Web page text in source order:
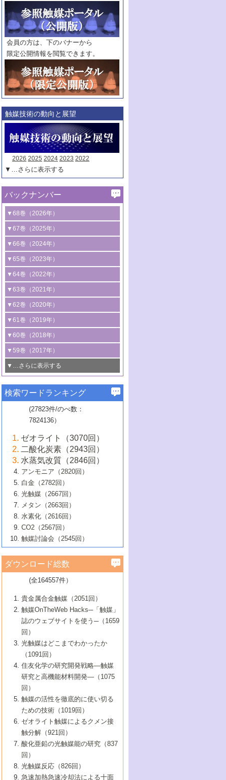
巻
号
範囲指定
巻
号～
巻
号
触媒年鑑
年度
記事種別
マーク：
マークあり
会員の方は、下のバナーから
限定公開情報を閲覧できます。
触媒技術の動向と展望
2026 2025 2024 2023 2022
▼…さらに表示する
バックナンバー
▼68巻（2026年）
1号 過酸化水素合成に関する研究動向
2号 コンピューター技術により加速する
触媒開発
3号 有機分子変換やCO 資源化のための
光触媒に関する最近の研究
B号 第137回触媒討論会（2026年）
▼67巻（2025年）
1号 CO
水素化によるグリーン燃料/グリ
ーンケミカル製造
2号 水素製造のための水分解技術に関す
る最近の研究
3号 オレフィン系樹脂の精密合成に関す
る最新技術
4号 アルコール類の効率的変換を実現す
る非貴金属触媒の研究動向
5号 ゼオライトの合成と応用における研
究動向
6号 ヘテロ接合界面
B号 第135回触媒討論会（2025年）
▼66巻（2024年）
1号 低次元ナノ構造を有する触媒材料
2号 規制反応場を活用した固体触媒研究
の新展開
3号 未踏分子変換を目指した酸化触媒プ
ロセスの最前線
4号 シンクロトロン放射光および中性子
線を利用した触媒解析技術の最先端
5号 単原子触媒
6号 参照触媒委員会からのお知らせ
B号 第133回触媒討論会（2023年）
▼65巻（2023年）
1号 炭素が関わる触媒機能
2号 プラスチックケミカルリサイクルの
ための触媒技術
3号 非酸化物系金属化合物を基盤とした
触媒材料の開発
4号 格子酸素・格子酸素欠陥を利用した
触媒反応
5号 生体触媒によるエネルギー変換反応
6号 窒素とリンの循環のための触媒・機
能性材料
▼64巻（2022年）
1号 合成ガス製造とCOを用いるケミカル
ズ合成の最新動向
2号 化学品合成のための合金触媒開発
3号 CO の排出削減および有効活用のた
めの触媒技術
4号 若手による情報発信企画～とびたて
若き触媒の研究者たち～（1）
若き触媒の研究者たち～（2）
6号 石油のノーブル・ユースを志向した
触媒技術
大学：オンライン・対面開催）
▼63巻（2021年）
1号 金触媒の新展開
2号 ペロブスカイト
3号 特殊反応場を利用した触媒的分子変
換反応
4号 多孔質材料を用いた触媒の新展開
5号 情報学的手法を用いた触媒開発
6号 カーボンニュートラルに向けた電解
技術
B号 第127回触媒討論会（2021年・オン
ライン開催(Zoom)のみ）
▼62巻（2020年）
1号 触媒設計を拓く欠陥構造のキャラク
タリゼーション
2号 機能化学品製造に資するクリーンな
触媒的酸化反応
3号 水処理のための触媒化学
4号 光触媒を用いた水分解の最新の研究
動向
5号 次世代の触媒プロセスを支えるマイ
6号 メタン転換技術の最新動向
B号 第125回触媒討論会（2020年・工学
院大学）
▼61巻（2019年）
1号 物質移動制御に着目した触媒プロセ
ス開発
2号 CO2 フリー水素サプライチェーンに
関わる触媒開発動向
3号 精密高分子合成に関する最近の研究
動向
4号 バイオマス化成品製造のための触媒
5号 固体触媒による含窒素有機化合物変
換の最前線
6号 貴金属使用量低減に向けた自動車排
ガス浄化触媒の開発
B号 第123回触媒討論会（2019年・大阪
▼60巻（2018年）
1号 固体酸触媒の最新の研究動向
2号 二酸化炭素からの有用化学品合成
3号 ナノ粒子・クラスター触媒の最前線
4号 60周年記念企画
5号 進化するゼオライト合成技術
6号 非貴金属系触媒における電気化学的
B号 第121回触媒討論会（2018年・東京
大学）
▼59巻（2017年）
1号 いたるところに，触媒
最先端技術
3号 無機分離膜材料の開発と触媒反応プ
ロセスへの適用
5号 水素のふるまいを解き明かす最先端
研究
6号 低級アルカンの有効利用のための触
媒技術
B号 第119回触媒討論会（2017年・首都
大学東京）
▼…さらに表示する
1号 ユニークな構造の高分子を生み出す触
2号 リグニンからの化成品製造に向けた触
媒技術
3号 触媒研究の最先端～とびたて若き研究
者たち～（1）
4号 触媒研究の最先端～とびたて若き研究
者たち～（2）
5号 触媒研究の最先端～とびたて若き研究
者たち～（3）
6号 イオニクス材料と燃料電池・電解合成
の最新の研究動向
B号 第117回触媒討論会（2016年・大阪府
立大学）
▼57巻（2015年）
1号 水素キャリアにかかわる触媒技術の新
2号 石油精製用触媒の最近の進展
3号 固体酸化物形燃料電池（SOFC）におけ
るアノード触媒上での燃料直接改質技術
4号 コアシェル構造の制御による触媒機能
5号 工業触媒およびその周辺技術の最近の
進歩
6号 ナノシート
B号 第115回触媒討論会（2015年・成蹊大
▼56巻（2014年）
2号 光触媒反応機構に関する最新の研究動
向
開発動向
4号 人工光合成に向けた近年のアプローチ
5号 未利用熱エネルギーの有効活用に貢献
する触媒技術
6号 ポリオキソメタレート
B号 第113回触媒討論会（2014年・ロワジ
ールホテル豊橋）
1号 高耐久性燃料電池システム用触媒にお
ける新展開
2号 リビングラジカル重合の最近の動向
3号 天然ガスの化学工業的展開に関する触
媒技術
4号 貴金属触媒の精密構造制御とその活用
5号 バイオマス化成品製造のための固体触
6号 ナノ空間─吸着状態解析から新機能開拓
B号 第111回触媒討論会（2013年・関西大
▼54巻（2012年）
1号 規則性多孔体の利用技術における最近
の進歩
2号 第109回触媒討論会
3号 貴金属低減技術の最新動向
4号 貴金属代替技術の最新動向
5号 光触媒による物質変換反応の新展開
6号 グラフェン
7号 水素を利用する化成品合成の新潮流
▼53巻（2011年）
1号 金属学から見る合金触媒の新展開
2号 第107回触媒討論会
3号 触媒のその場観察法の進歩（１）
4号 触媒のその場観察法の進歩（２）
5号 不活性結合の触媒的活性化による有機
合成
6号 新しい固体酸触媒技術
7号 ゼオライト合成における最近の進歩
▼52巻（2010年）
1号 触媒の劣化対策と長寿命触媒開発
2号 第105回触媒討論会
3号 ナノ構造が拓く新機能
4号 活性サイトおよびその環境の精密な設
計による触媒の高機能化
5号 触媒を有効に使うための技術
7号 有機分子触媒による精密有機合成
8号 高機能化ポリオレフィンに向けた重合
触媒の最近の進展
1号 炭素材料－熱い注目を集める材料－
2号 第103回触媒討論会
3号 環境浄化用光触媒の現状と課題
4号 水素社会の実現に向けた水素製造・貯
蔵技術の進歩
5号 CO2が関わる触媒・材料
7号 持続可能社会実現のための触媒および
触媒関連技術
▼50巻（2008年）
1号 触媒化学と学会のこの10年，半世紀，
そして未来
2号 第101回触媒討論会
4号 錯体を利用したユニークな表面構造の
構築と機能
5号 若手会員による触媒研究の未来展望1：
企業編
6号 第102回触媒討論会
7号 触媒・化学反応における計算化学の進
8号 若手研究者による触媒研究の未来展望
2：大学・研究所編
▼49巻（2007年）
1号 含フッ素化合物の合成と触媒
2号 第99回触媒討論会
3号 実用的ファインケミカル合成プロセス
を実現する触媒
5号 こんな物質，あんな物質―新たな触媒
の可能性―
7号 『結晶の化学』を活かした触媒研究
8号 イオン液体の応用
▼48巻（2006年）
1号 固体酸触媒の最近の進歩
2号 第97回触媒討論会
3号 リビング重合触媒の最近の展開
5号 水素製造・貯蔵のための触媒技術の新
しい展開
6号 第98回触媒討論会
7号 基礎化学品製造の触媒技術
8号 多機能型リアクター
1号 最近の触媒担体とその効果
2号 第95回触媒討論会
4号 水分解用光触媒材料
5号 時間分解分光の進歩と応用
6号 第96回触媒討論会
8号 超臨界流体を用いた化学プロセスの新
▼46巻（2004年）
1号 部分酸化反応触媒の最前線
2号 第93回触媒討論会
3号 特殊エネルギー場の触媒反応
4号 生体内における金属の触媒作用
5号 ファインケミカルズの展開に寄与する
6号 第94回触媒討論会
7号 サブナノレベルでみた新しい表面現象
8号 オレフィン重合触媒の新たな展
▼45巻（2003年）
1号 なぜこの触媒が良いのか？
2号 第91回触媒討論会
3号 最近の自動車排ガス処理技術
4号 触媒研究の現状と将来─第90回触媒討論
5号 基礎化学品製造の触媒技術
6号 第92回触媒討論会
7号 基礎化学品製造の触媒技術
8号 資源の循環と触媒技術
▼44巻（2002年）
1号 高次制御された触媒の化学
2号 第89回触媒討論会
3号 触媒を利用した電気化学の新展開
4号 ナノ材料の調製と機能化
5号 こんな触媒が欲しい
6号 第90回触媒討論会
7号 触媒研究と学術雑誌/情報
8号 若い世代からみた触媒化学の現状と未
▼43巻（2001年）
1号 グリーンケミストリーと触媒
2号 第87回触媒討論会特集号
3号 生体触媒とバイオプロセス
4号 水素製造・利用の触媒化学
5号 触媒研究における新しい切り口：コン
ビナトリアルケミストリー
6号 第88回触媒討論会特集号
7号 企業における触媒研究のブレークスル
8号 この材料を触媒として使ってみません
▼42巻（2000年）
1号 触媒反応工学の明日を拓く
2号 第85回触媒討論会
3号 反応ダイナミクス
5号 触媒のおもしろさをどのように伝える
6号 第86回触媒討論会
7号 水素化精製触媒の新しい展開
8号 新しい反応性と機能性を目指した金属
クラスタ-化学
▼41巻（1999年）
1号 孔、穴、あな?-特異な空間とその利用-
2号 第83回触媒討論会
3号 均一系触媒反応最前線
4号 実用炭素材料の新展開
5号 研究の方法論を考える
7号 機能性金属材料と触媒
8号 触媒研究へのNMRの応用と展望
▼40巻（1998年）
進展と21世紀への提言/創立40周年記念・触
媒学会この10年の歩みとこれから/創立40周
2号 第81回触媒討論会
3号 計算機触媒化学へのさそい
4号 触媒劣化の制御と予測
5号 最新の実用プロセスと触媒
6号 第82回触媒討論会
1号 均一系と不均一系触媒反応-その特徴と
接点
2号 第79回触媒討論会
3号 最新NO除去触媒の実用化研究
4号 新しい反応場を目指した触媒調製
5号 反応・分離技術の新しい展開
6号 第80回触媒討論会
▼38巻（1996年）
1号 触媒の構造と触媒作用/C1化学を中心と
する21世紀への触媒
3号 オリンピックメダル:金・銀・銅はどん
な触媒作用を示すか
4号 触媒作用における機能の複合化
▼37巻（1995年）
1号 ファインケミカルズと固体触媒
2号 第75回触媒討論会
3号 希土類を利用した触媒
4号 触媒とリサイクル
5号 エネルギー変換触媒
▼36巻（1994年）
1号 電気化学と触媒
2号 第73回触媒討論会
3号 C4化学の展開
4号 《通常号》
▼35巻（1993年）
1号 工業触媒開発マニュアル―探索から工
業化まで
2号 第71回触媒討論会
▼34巻（1992年）
1号 インパクトを与えたこの研究
2号 第69回触媒討論会
▼33巻（1991年）
1号 触媒プロセス開発マニュアル―探索か
▼32巻（1990年）
検索ワードランキング
(27823件/のべ数：
7824136）
ゼオライト（3070回）
二酸化炭素（2943回）
水蒸気改質（2846回）
アンモニア（2820回）
白金（2782回）
光触媒（2667回）
メタン（2663回）
水素化（2616回）
CO2（2567回）
触媒討論会（2545回）
ダウンロード総数
(全164557件）
貴金属合金触媒（2051回）
触媒OnTheWeb Hacks─「触媒」
誌のウェブサイトを使う─（1659
回）
光触媒はどこまでわかったか
（1091回）
住友化学の研究開発戦略―触媒
研究と高機能材料開発―（1075
回）
触媒の活性を徹底的に使い切る
ための技術（1019回）
ゼオライト触媒によるクメン接
触分解（921回）
酸化亜鉛の光触媒能の研究（837
回）
光触媒反応（826回）
急速加熱急速冷却法による十面